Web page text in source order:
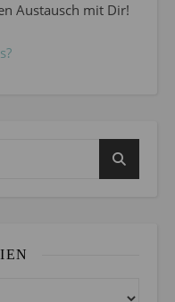
Austausch mit Dir!